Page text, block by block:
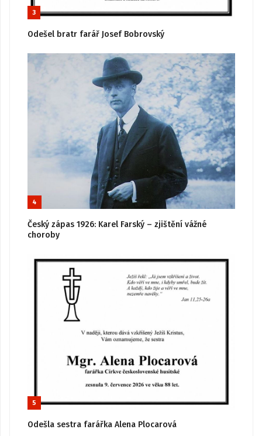
3
Odešel bratr farář Josef Bobrovský
4
Český zápas 1926: Karel Farský – zjištění vážné
choroby
5
Odešla sestra farářka Alena Plocarová